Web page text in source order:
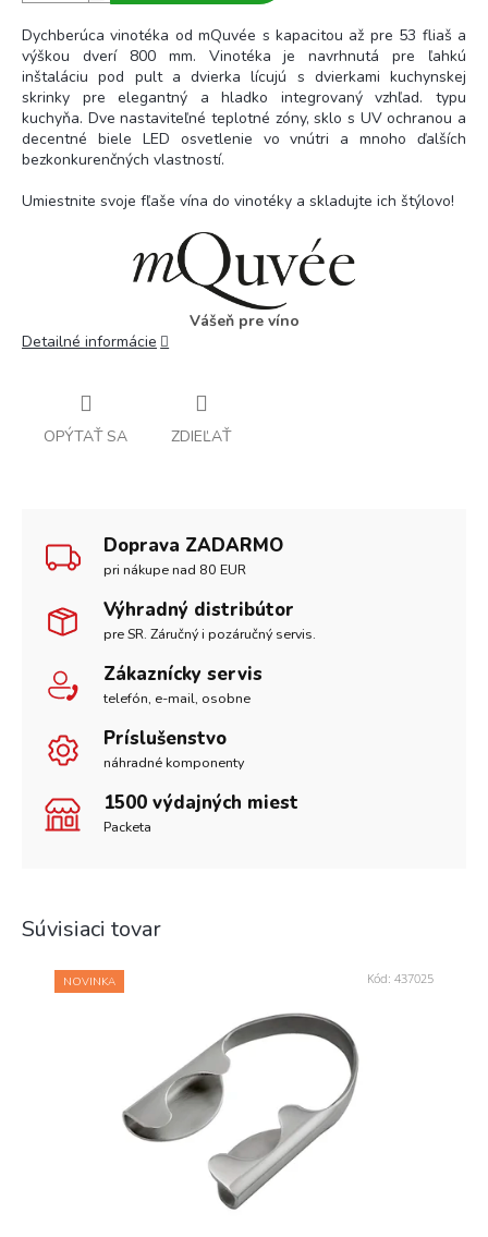
Dychberúca vinotéka od mQuvée s kapacitou až pre 53 fliaš a
výškou dverí 800 mm. Vinotéka je navrhnutá pre ľahkú
inštaláciu pod pult a dvierka lícujú s dvierkami kuchynskej
skrinky pre elegantný a hladko integrovaný vzhľad. typu
kuchyňa. Dve nastaviteľné teplotné zóny, sklo s UV ochranou a
decentné biele LED osvetlenie vo vnútri a mnoho ďalších
bezkonkurenčných vlastností.
Umiestnite svoje fľaše vína do vinotéky a skladujte ich štýlovo!
Vášeň pre víno
Detailné informácie
OPÝTAŤ SA ZDIEĽAŤ
Doprava ZADARMO
pri nákupe nad 80 EUR
Výhradný distribútor
pre SR. Záručný i pozáručný servis.
Zákaznícky servis
telefón, e-mail, osobne
Príslušenstvo
náhradné komponenty
1500 výdajných miest
Packeta
Súvisiaci tovar
NOVINKA Kód: 437025